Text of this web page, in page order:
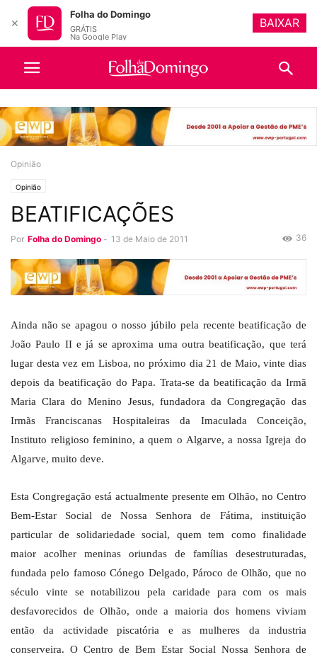
Opinião
Opinião
BEATIFICAÇÕES
Por Folha do Domingo - 13 de Maio de 2011 36
Ainda não se apagou o nosso júbilo pela recente beatificação de
João Paulo II e já se aproxima uma outra beatificação, que terá
lugar desta vez em Lisboa, no próximo dia 21 de Maio, vinte dias
depois da beatificação do Papa. Trata-se da beatificação da Irmã
Maria Clara do Menino Jesus, fundadora da Congregação das
Irmãs Franciscanas Hospitaleiras da Imaculada Conceição,
Instituto religioso feminino, a quem o Algarve, a nossa Igreja do
Algarve, muito deve.
Esta Congregação está actualmente presente em Olhão, no Centro
Bem-Estar Social de Nossa Senhora de Fátima, instituição
particular de solidariedade social, quem tem como finalidade
maior acolher meninas oriundas de famílias desestruturadas,
fundada pelo famoso Cónego Delgado, Pároco de Olhão, que no
século vinte se notabilizou pela caridade para com os mais
desfavorecidos de Olhão, onde a maioria dos homens viviam
então da actividade piscatória e as mulheres da industria
conserveira. O Centro de Bem Estar Social Nossa Senhora de
✕
Folha do Domingo
GRÁTIS
Na Google Play
BAIXAR